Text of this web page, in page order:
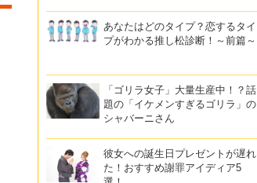
あなたはどのタイプ？恋するタイ
プがわかる推し松診断！～前篇～
「ゴリラ女子」大量生産中！？話
題の「イケメンすぎるゴリラ」の
シャバーニさん
彼女への誕生日プレゼントが遅れ
た！おすすめ謝罪アイディア5